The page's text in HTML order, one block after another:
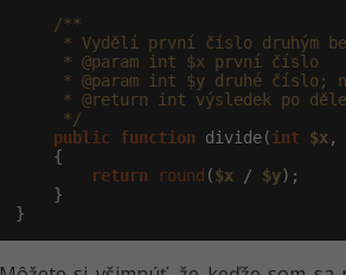
/**
* Vydělí první číslo druhým
     * @param int $x první číslo
* @param int $y druhé číslo;
* @return int výsledek po
     */
public
function divide(int $x,
    {
return
round ($x / $y);
    }
}